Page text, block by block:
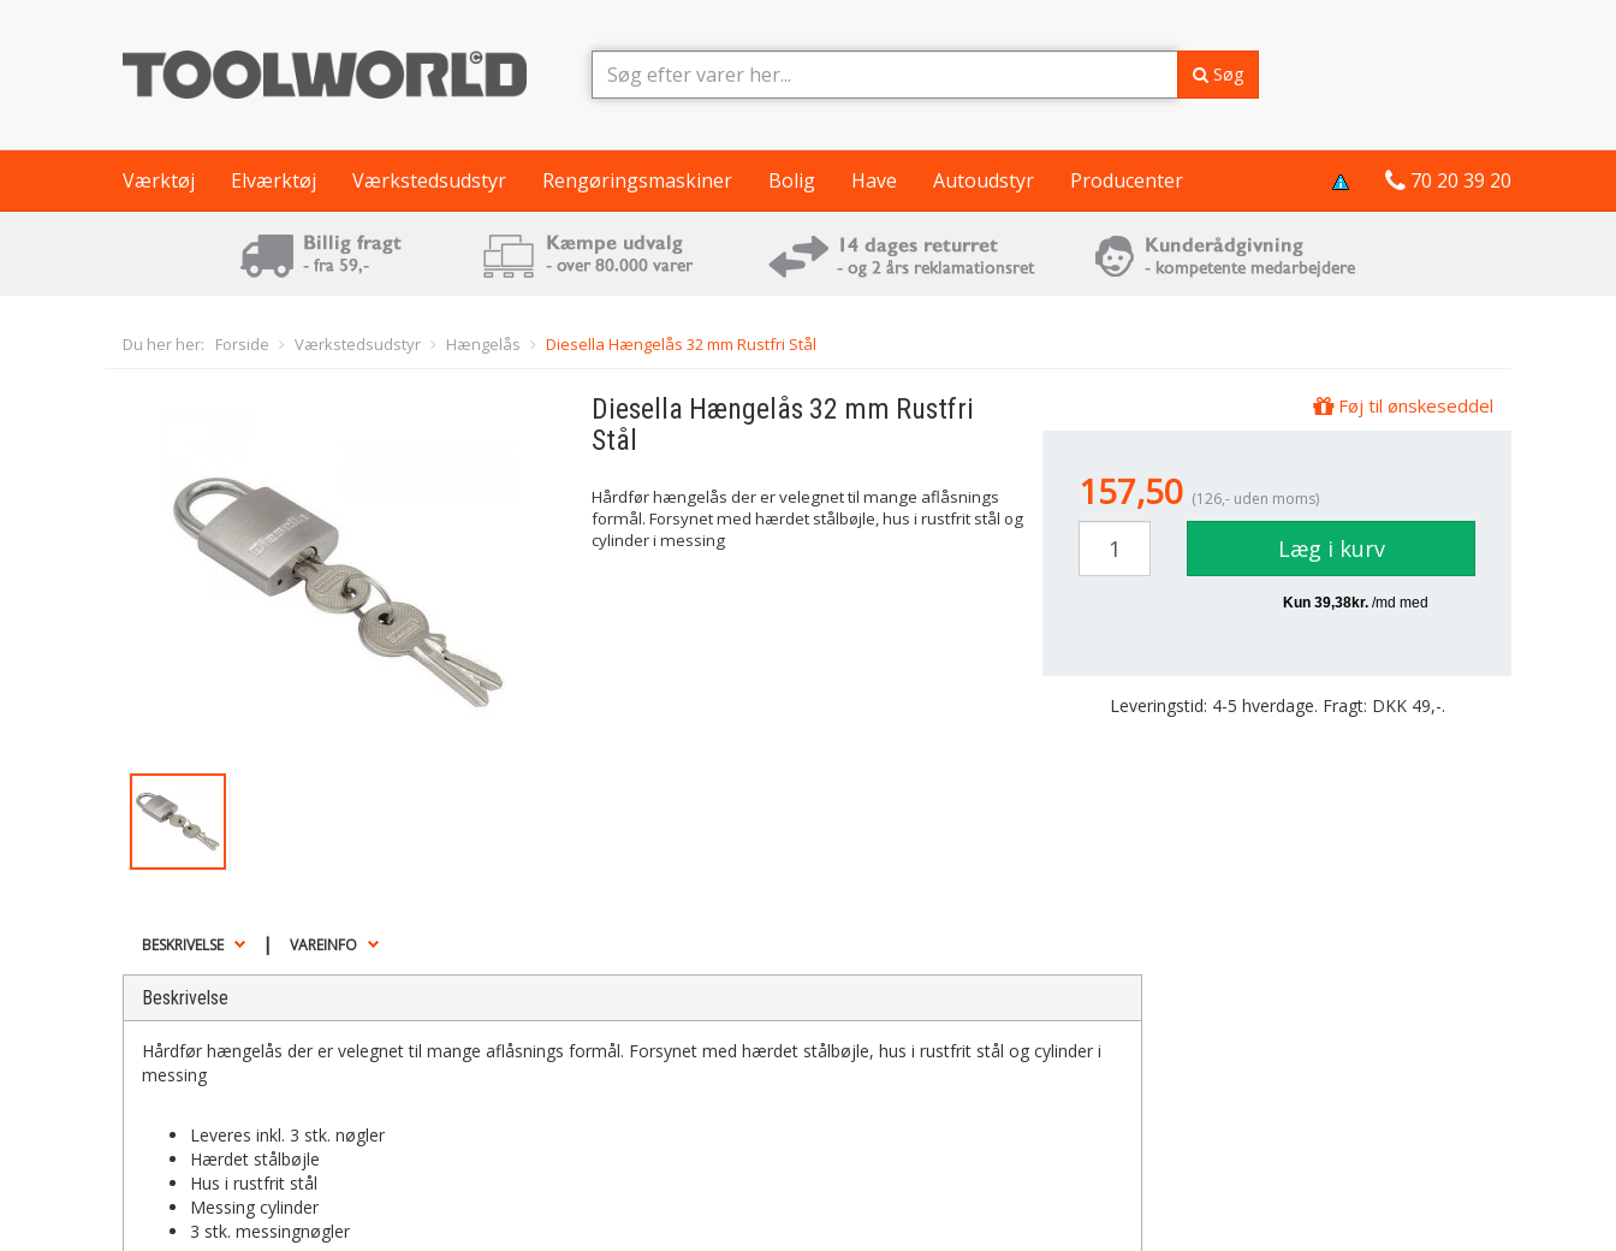
Søg
Værktøj Elværktøj Værkstedsudstyr Rengøringsmaskiner Bolig Have Autoudstyr Producenter 70 20 39 20
Du her her: Forside Værkstedsudstyr Hængelås Diesella Hængelås 32 mm Rustfri Stål
Diesella Hængelås 32 mm Rustfri
Stål
Hårdfør hængelås der er velegnet til mange aflåsnings
formål. Forsynet med hærdet stålbøjle, hus i rustfrit stål og
cylinder i messing
Føj til ønskeseddel
157,50 (126,- uden moms)
Læg i kurv
Leveringstid: 4-5 hverdage. Fragt: DKK 49,-.
BESKRIVELSE | VAREINFO
Beskrivelse
Hårdfør hængelås der er velegnet til mange aflåsnings formål. Forsynet med hærdet stålbøjle, hus i rustfrit stål og cylinder i
messing
Leveres inkl. 3 stk. nøgler
Hærdet stålbøjle
Hus i rustfrit stål
Messing cylinder
3 stk. messingnøgler